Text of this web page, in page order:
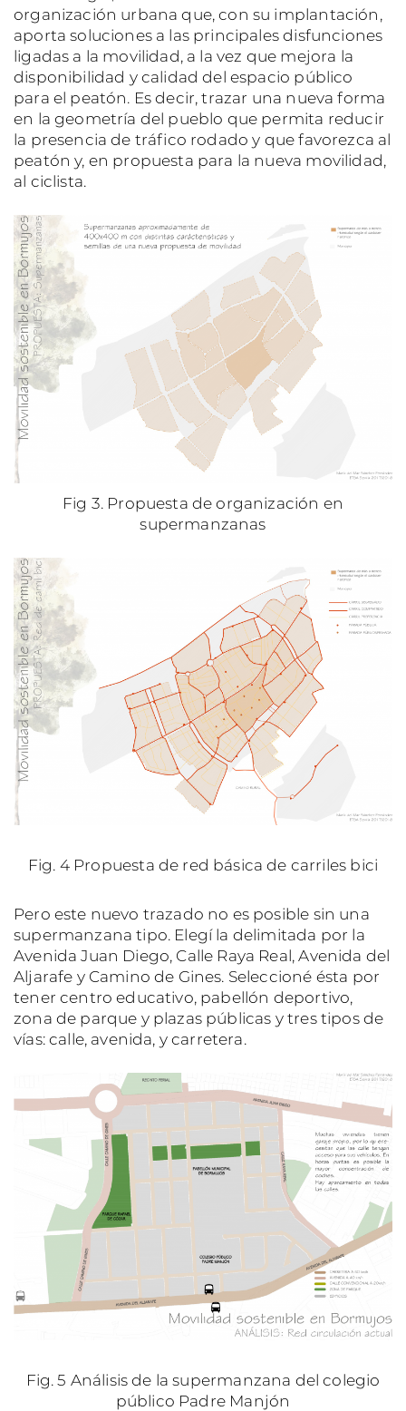
organización urbana que, con su implantación,
aporta soluciones a las principales disfunciones
ligadas a la movilidad, a la vez que mejora la
disponibilidad y calidad del espacio público
para el peatón. Es decir, trazar una nueva forma
en la geometría del pueblo que permita reducir
la presencia de tráfico rodado y que favorezca al
peatón y, en propuesta para la nueva movilidad,
al ciclista.
Fig 3. Propuesta de organización en
supermanzanas
Fig. 4 Propuesta de red básica de carriles bici
Pero este nuevo trazado no es posible sin una
supermanzana tipo. Elegí la delimitada por la
Avenida Juan Diego, Calle Raya Real, Avenida del
Aljarafe y Camino de Gines. Seleccioné ésta por
tener centro educativo, pabellón deportivo,
zona de parque y plazas públicas y tres tipos de
vías: calle, avenida, y carretera.
Fig. 5 Análisis de la supermanzana del colegio
público Padre Manjón